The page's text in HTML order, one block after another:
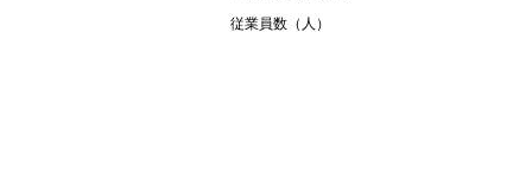
従業員数（人）